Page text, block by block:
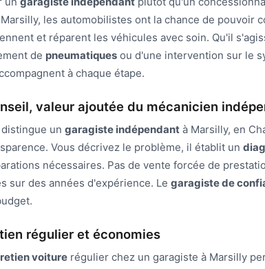
les automobilistes ont la chance de pouvoir
et réparent les véhicules avec soin. Qu'il
de pneumatiques ou d'une intervention sur le
à chaque étape.
valeur ajoutée du mécanicien
un garagiste indépendant à Marsilly, en
Vous décrivez le problème, il établit un
nécessaires. Pas de vente forcée de
sur des années d'expérience. Le garagiste de
régulier et économies
voiture régulier chez un garagiste à Marsilly